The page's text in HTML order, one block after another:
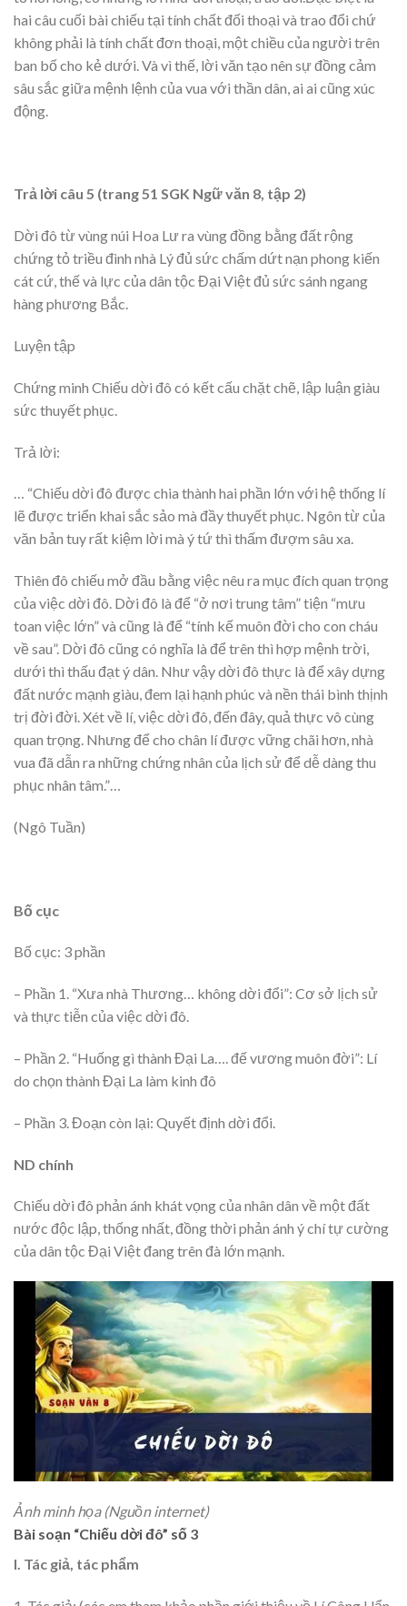
hai câu cuối bài chiếu tại tính chất đối thoại và trao đổi chứ
không phải là tính chất đơn thoại, một chiều của người trên
ban bố cho kẻ dưới. Và vì thế, lời văn tạo nên sự đồng cảm
sâu sắc giữa mệnh lệnh của vua với thần dân, ai ai cũng xúc
động.
Trả lời câu 5 (trang 51 SGK Ngữ văn 8, tập 2)
Dời đô từ vùng núi Hoa Lư ra vùng đồng bằng đất rộng
chứng tỏ triều đình nhà Lý đủ sức chấm dứt nạn phong kiến
cát cứ, thế và lực của dân tộc Đại Việt đủ sức sánh ngang
hàng phương Bắc.
Luyện tập
Chứng minh Chiếu dời đô có kết cấu chặt chẽ, lập luận giàu
sức thuyết phục.
Trả lời:
… “Chiếu dời đô được chia thành hai phần lớn với hệ thống lí
lẽ được triển khai sắc sảo mà đầy thuyết phục. Ngôn từ của
văn bản tuy rất kiệm lời mà ý tứ thì thấm đượm sâu xa.
Thiên đô chiếu mở đầu bằng việc nêu ra mục đích quan trọng
của việc dời đô. Dời đô là để “ở nơi trung tâm” tiện “mưu
toan việc lớn” và cũng là để “tính kế muôn đời cho con cháu
về sau”. Dời đô cũng có nghĩa là để trên thì hợp mệnh trời,
dưới thì thấu đạt ý dân. Như vậy dời đô thực là để xây dựng
đất nước mạnh giàu, đem lại hạnh phúc và nền thái bình thịnh
trị đời đời. Xét về lí, việc dời đô, đến đây, quả thực vô cùng
quan trọng. Nhưng để cho chân lí được vững chãi hơn, nhà
vua đã dẫn ra những chứng nhân của lịch sử để dễ dàng thu
phục nhân tâm.”…
(Ngô Tuần)
Bố cục
Bố cục: 3 phần
– Phần 1. “Xưa nhà Thương… không dời đổi”: Cơ sở lịch sử
và thực tiễn của việc dời đô.
– Phần 2. “Huống gì thành Đại La…. đế vương muôn đời”: Lí
do chọn thành Đại La làm kinh đô
– Phần 3. Đoạn còn lại: Quyết định dời đổi.
ND chính
Chiếu dời đô phản ánh khát vọng của nhân dân về một đất
nước độc lập, thống nhất, đồng thời phản ánh ý chí tự cường
của dân tộc Đại Việt đang trên đà lớn mạnh.
Ảnh minh họa (Nguồn internet)
Bài soạn “Chiếu dời đô” số 3
I. Tác giả, tác phẩm